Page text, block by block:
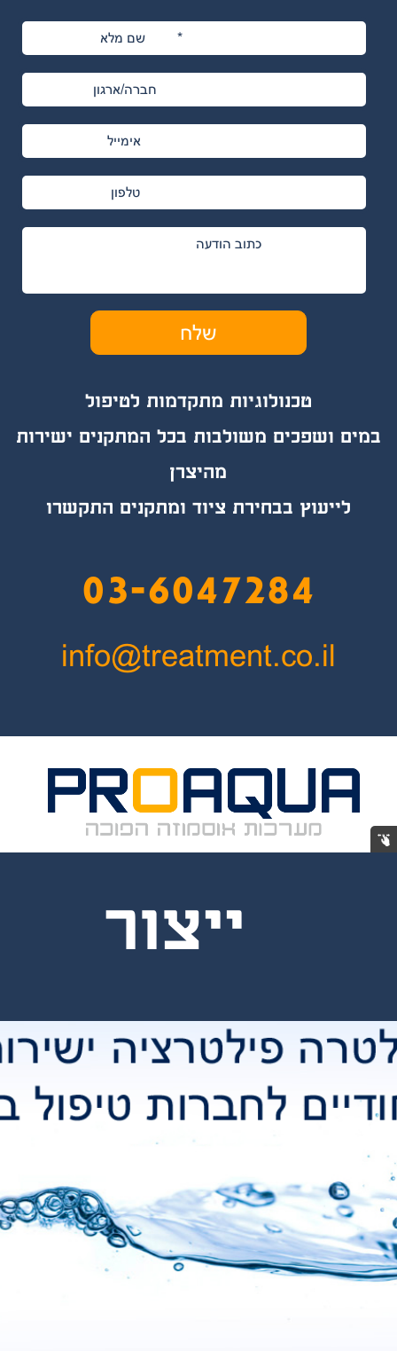
טכנולוגיות מתקדמות לטיפול
במים ושפכים משולבות בכל המתקנים ישירות
מהיצרן
לייעוץ בבחירת ציוד ומתקנים התקשרו
03-6047284
info@treatment.co.il
תיכנון
ייצור
התקנה
שירות
השירות שלנוכולל תיכנון
-